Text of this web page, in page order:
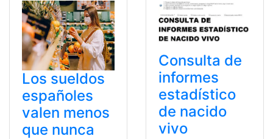
Los sueldos
españoles
valen menos
que nunca
Consulta de
informes
estadístico
de nacido
vivo